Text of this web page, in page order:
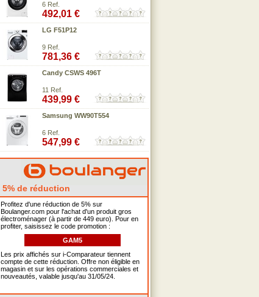
6 Ref.
492,01 €
LG F51P12
9 Ref.
781,36 €
Candy CSWS 496T
11 Ref.
439,99 €
Samsung WW90T554
6 Ref.
547,99 €
5% de réduction
Profitez d'une réduction de 5% sur
Boulanger.com pour l'achat d'un produit gros
électroménager (à partir de 449 euro). Pour en
profiter, saisissez le code promotion :
GAM5
Les prix affichés sur i-Comparateur tiennent
compte de cette réduction. Offre non éligible en
magasin et sur les opérations commerciales et
nouveautés, valable jusqu'au 31/05/24.